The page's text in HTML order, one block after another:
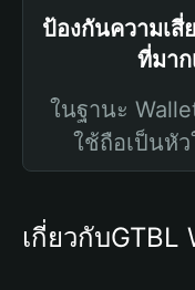
ป้องกันความเ
ที่มา
ในฐานะ
ใช้ถือเป็นหั
เกี่ยวกับGTBL